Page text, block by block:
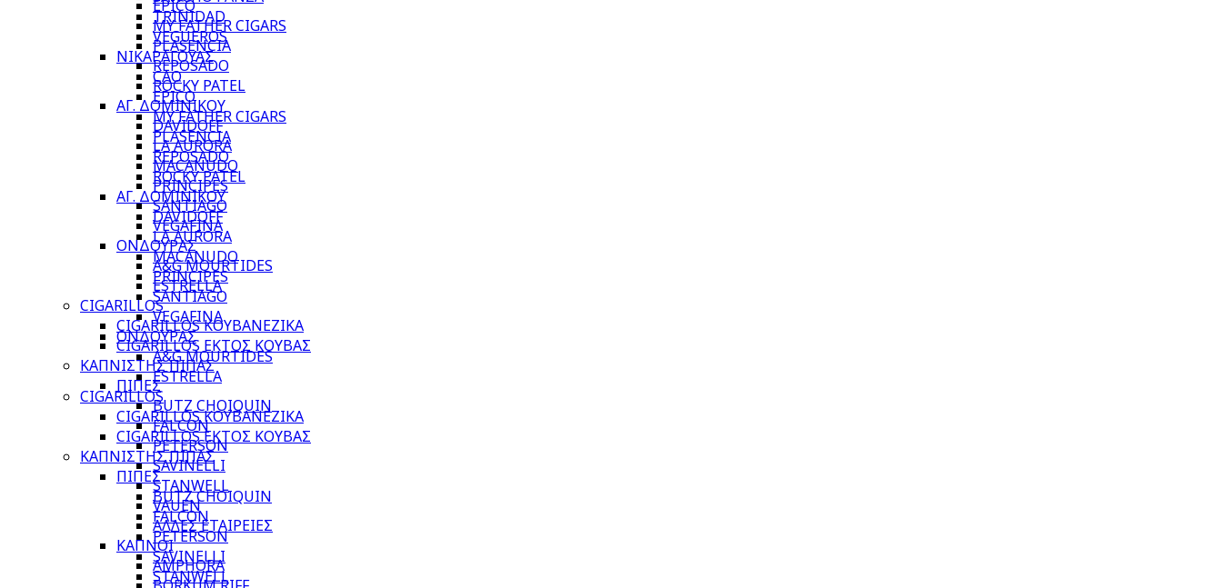
EPICO
MY FATHER CIGARS
PLASENCIA
REPOSADO
ROCKY PATEL
ΑΓ. ΔΟΜΙΝΙΚΟΥ
DAVIDOFF
LA AURORA
MACANUDO
PRINCIPES
SANTIAGO
VEGAFINA
ΟΝΔΟΥΡΑΣ
A&G MOURTIDES
ESTRELLA
CIGARILLOS
CIGARILLOS ΚΟΥΒΑΝΕΖΙΚΑ
CIGARILLOS ΕΚΤΟΣ ΚΟΥΒΑΣ
ΚΑΠΝΙΣΤΗΣ ΠΙΠΑΣ
ΠΙΠΕΣ
BUTZ CHOIQUIN
FALCON
PETERSON
SAVINELLI
STANWELL
VAUEN
ΑΛΛΕΣ ΕΤΑΙΡΕΙΕΣ
ΚΑΠΝΟΙ
AMPHORA
TRINIDAD
VEGUEROS
ΝΙΚΑΡΑΓΟΥΑΣ
CAO
EPICO
MY FATHER CIGARS
PLASENCIA
REPOSADO
ROCKY PATEL
ΑΓ. ΔΟΜΙΝΙΚΟΥ
DAVIDOFF
LA AURORA
MACANUDO
PRINCIPES
SANTIAGO
VEGAFINA
ΟΝΔΟΥΡΑΣ
A&G MOURTIDES
ESTRELLA
CIGARILLOS
CIGARILLOS ΚΟΥΒΑΝΕΖΙΚΑ
CIGARILLOS ΕΚΤΟΣ ΚΟΥΒΑΣ
ΚΑΠΝΙΣΤΗΣ ΠΙΠΑΣ
ΠΙΠΕΣ
BUTZ CHOIQUIN
FALCON
PETERSON
SAVINELLI
STANWELL